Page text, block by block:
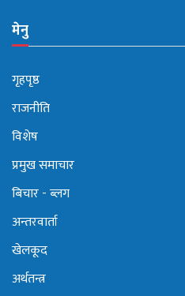
मेनु
गृहपृष्ठ
राजनीति
विशेष
प्रमुख समाचार
बिचार - ब्लग
अन्तरवार्ता
खेलकूद
अर्थतन्त्र